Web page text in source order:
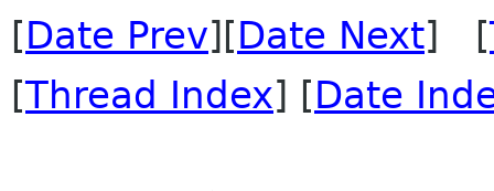
[Date Prev][Date Next] [
[Thread Index] [Date